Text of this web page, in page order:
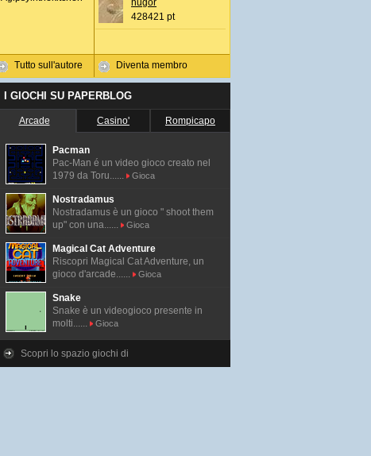
Tutto sull'autore
hugor
428421 pt
Diventa membro
I GIOCHI SU PAPERBLOG
Arcade Casino' Rompicapo
Pacman
Pac-Man é un video gioco creato nel
1979 da Toru......
Gioca
Nostradamus
Nostradamus è un gioco " shoot them
up" con una......
Gioca
Magical Cat Adventure
Riscopri Magical Cat Adventure, un
gioco d'arcade......
Gioca
Snake
Snake è un videogioco presente in
molti......
Gioca
Scopri lo spazio giochi di